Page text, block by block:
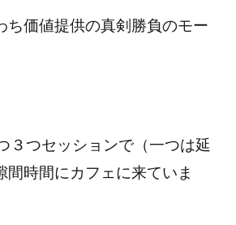
ち価値提供の真剣勝負のモー
３つセッションで（一つは延
時間にカフェに来ていま